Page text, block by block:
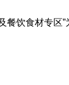
餐饮食材专